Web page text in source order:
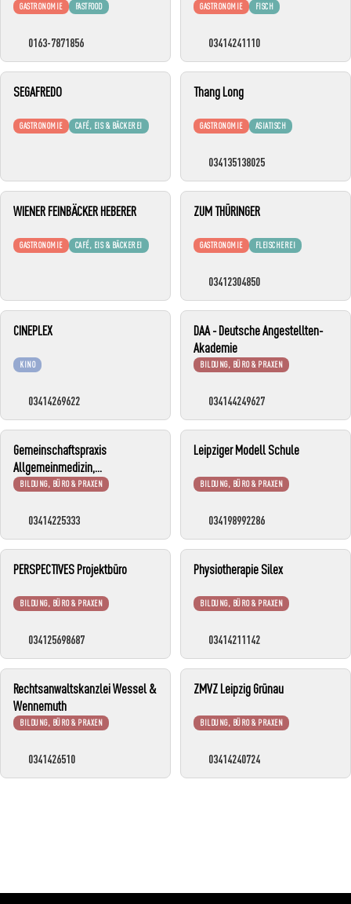
GASTRONOMIE FASTFOOD
0163-7871856
GASTRONOMIE FISCH
03414241110
GASTRONOMIE CAFÉ, EIS & BÄCKEREI
SEGAFREDO
GASTRONOMIE ASIATISCH
Thang Long
034135138025
GASTRONOMIE CAFÉ, EIS & BÄCKEREI
WIENER FEINBÄCKER HEBERER
GASTRONOMIE FLEISCHEREI
ZUM THÜRINGER
03412304850
KINO
CINEPLEX
03414269622
BILDUNG, BÜRO & PRAXEN
DAA - Deutsche Angestellten-
Akademie
034144249627
BILDUNG, BÜRO & PRAXEN
Gemeinschaftspraxis
Allgemeinmedizin,
Kinderheilkunde und
03414225333
BILDUNG, BÜRO & PRAXEN
Leipziger Modell Schule
034198992286
BILDUNG, BÜRO & PRAXEN
PERSPECTIVES Projektbüro
034125698687
BILDUNG, BÜRO & PRAXEN
Physiotherapie Silex
03414211142
BILDUNG, BÜRO & PRAXEN
Rechtsanwaltskanzlei Wessel &
Wennemuth
0341426510
BILDUNG, BÜRO & PRAXEN
ZMVZ Leipzig Grünau
03414240724